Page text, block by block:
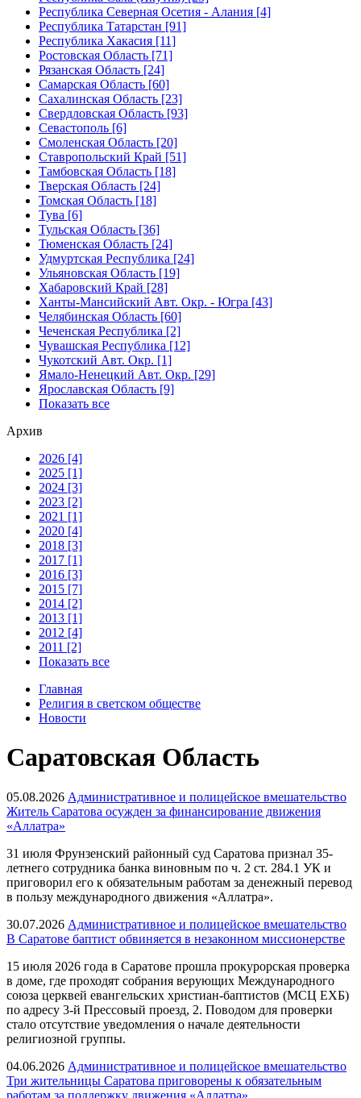
Республика Северная Осетия - Алания [4]
Республика Татарстан [91]
Республика Хакасия [11]
Ростовская Область [71]
Рязанская Область [24]
Самарская Область [60]
Сахалинская Область [23]
Свердловская Область [93]
Севастополь [6]
Смоленская Область [20]
Ставропольский Край [51]
Тамбовская Область [18]
Тверская Область [24]
Томская Область [18]
Тува [6]
Тульская Область [36]
Тюменская Область [24]
Удмуртская Республика [24]
Ульяновская Область [19]
Хабаровский Край [28]
Ханты-Мансийский Авт. Окр. - Югра [43]
Челябинская Область [60]
Чеченская Республика [2]
Чувашская Республика [12]
Чукотский Авт. Окр. [1]
Ямало-Ненецкий Авт. Окр. [29]
Ярославская Область [9]
Показать все
Архив
2026 [4]
2025 [1]
2024 [3]
2023 [2]
2021 [1]
2020 [4]
2018 [3]
2017 [1]
2016 [3]
2015 [7]
2014 [2]
2013 [1]
2012 [4]
2011 [2]
Показать все
Главная
Религия в светском обществе
Новости
Саратовская Область
05.08.2026 Административное и полицейское вмешательство
Житель Саратова осужден за финансирование движения
«Аллатра»
31 июля Фрунзенский районный суд Саратова признал 35-
летнего сотрудника банка виновным по ч. 2 ст. 284.1 УК и
приговорил его к обязательным работам за денежный перевод
в пользу международного движения «Аллатра».
30.07.2026 Административное и полицейское вмешательство
В Саратове баптист обвиняется в незаконном миссионерстве
15 июля 2026 года в Саратове прошла прокурорская проверка
в доме, где проходят собрания верующих Международного
союза церквей евангельских христиан-баптистов (МСЦ ЕХБ)
по адресу 3-й Прессовый проезд, 2. Поводом для проверки
стало отсутствие уведомления о начале деятельности
религиозной группы.
04.06.2026 Административное и полицейское вмешательство
Три жительницы Саратова приговорены к обязательным
работам за поддержку движения «Аллатра»